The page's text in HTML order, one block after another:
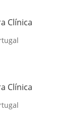
Clínica
Clínica